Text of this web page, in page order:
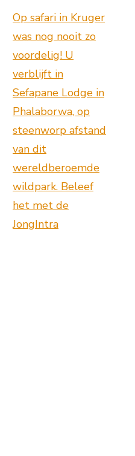
Op safari in Kruger
was nog nooit zo
voordelig! U
verblijft in
Sefapane Lodge in
Phalaborwa, op
steenworp afstand
van dit
wereldberoemde
wildpark. Beleef
het met de
JongIntra